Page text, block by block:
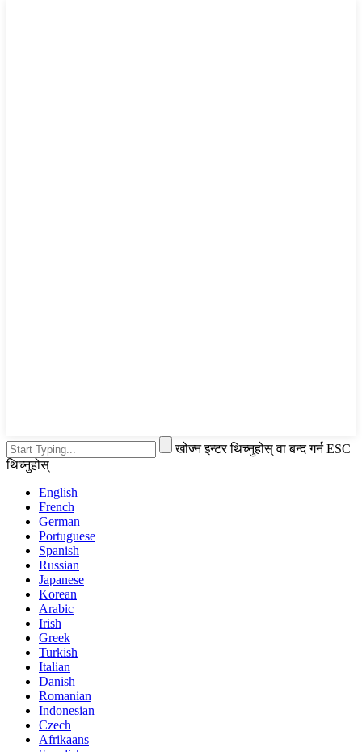
खोज्न इन्टर थिच्नुहोस् वा बन्द गर्न ESC
थिच्नुहोस्
English
French
German
Portuguese
Spanish
Russian
Japanese
Korean
Arabic
Irish
Greek
Turkish
Italian
Danish
Romanian
Indonesian
Czech
Afrikaans